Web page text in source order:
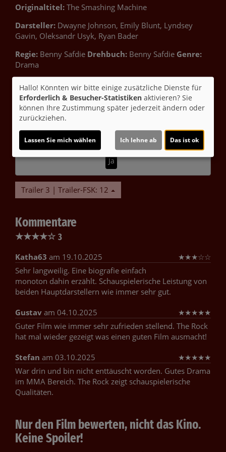
Originaltitel: The Smashing Machine
Darsteller: Dwayne Johnson, Emily Blunt, Lyndsey
Gavin, Oleksandr Usyk, Ryan Bader
Regie: Benny Safdie Drehbuch: Benny Safdie Genre:
Drama
Inhalte zum Teil von
© CINEPROG ...macht Lust auf Ihr Kino!
Möchten Sie vonYoutube (Trailer ansehen)
bereitgestellte externe Inhalte laden?
Ja
Trailer 3 | Trailer-FSK: 12
Kommentare
★★★★☆ 3
Katha63 am 19.10.2025 ★★★☆☆
Sehr langweilig. Eine biografie einfach
monoton dahin erzählt. Schauspielerische Leistung von
beiden Hauptdarstellern wie immer sehr gut.
Gustav am 04.10.2025 ★★★★★
Guter Film wie immer sehr zufrieden stellend. The Rock
hat mal wieder gezeigt was einen guten Film ausmacht!
Stefan am 03.10.2025 ★★★★★
War drin und bin nicht enttäuscht worden. Gutes Drama
im MMA Bereich. The Rock zeigt schauspielerische
Qualitäten.
Nur den Film bewerten, nicht das Kino.
Keine Spoiler!
Hallo! Könnten wir bitte einige zusätzliche Dienste für
Erforderlich & Besucher-Statistiken aktivieren? Sie
können Ihre Zustimmung später jederzeit ändern oder
zurückziehen.
Lassen Sie mich wählen Ich lehne ab Das ist ok